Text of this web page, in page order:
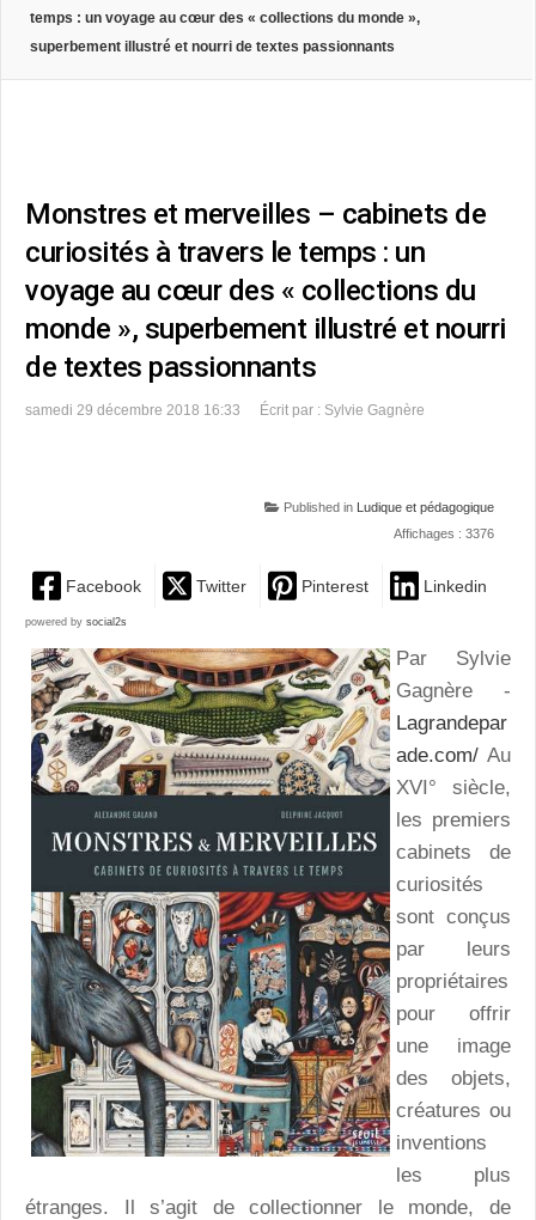
temps : un voyage au cœur des « collections du monde »,
superbement illustré et nourri de textes passionnants
Monstres et merveilles – cabinets de
curiosités à travers le temps : un
voyage au cœur des « collections du
monde », superbement illustré et nourri
de textes passionnants
samedi 29 décembre 2018 16:33 Écrit par : Sylvie Gagnère
Published in
Ludique et pédagogique
Affichages : 3376
Facebook Twitter Pinterest Linkedin
powered by social2s
Par Sylvie
Gagnère -
Lagrandepar
ade.com/ Au
XVI° siècle,
les premiers
cabinets de
curiosités
sont conçus
par leurs
propriétaires
pour offrir
une image
des objets,
créatures ou
inventions
les plus
étranges. Il s’agit de collectionner le monde, de